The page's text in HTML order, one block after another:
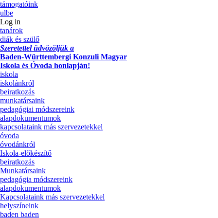
támogatóink
ulbe
Log in
tanárok
diák és szülő
Szeretettel üdvözöljük a
Baden-Württembergi Konzuli Magyar
Iskola és Óvoda honlapján!
iskola
iskolánkról
beiratkozás
munkatársaink
pedagógiai módszereink
alapdokumentumok
kapcsolataink más szervezetekkel
óvoda
óvodánkról
Iskola-előkészítő
beiratkozás
Munkatársaink
pedagógia módszereink
alapdokumentumok
Kapcsolataink más szervezetekkel
helyszíneink
baden baden